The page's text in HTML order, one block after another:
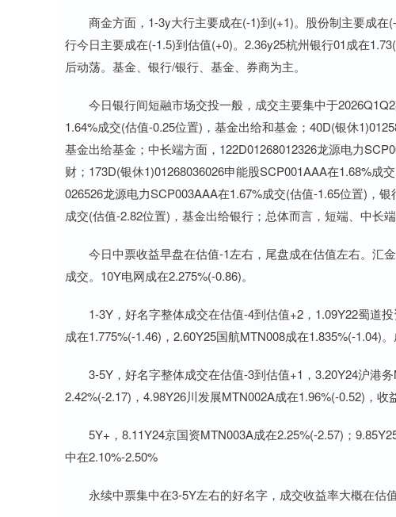
商金方面，1-3y大行主要成在(-1)到(+1)。股份制主要成在
行今日主要成在(-1.5)到估值(+0)。2.36y25杭州银行01成在
后动荡。基金、银行/银行、基金、券商为主。
今日银行间短融市场交投一般，成交主要集中于2026Q1Q2
1.64%成交(估值-0.25位置)，基金出给和基金；40D(银休
基金出给基金；中长端方面，122D01268012326龙源电力
财；173D(银休1)01268036026申能股SCP001AAA在1.68%成
026526龙源电力SCP003AAA在1.67%成交(估值-1.65位置)，
成交(估值-2.82位置)，基金出给银行；总体而言，短端、中长
今日中票收益早盘在估值-1左右，尾盘成在估值左右。汇
成交。10Y电网成在2.275%(-0.86)。
1-3Y，好名字整体成交在估值-4到估值+2，1.09Y22蜀道投
成在1.775%(-1.46)，2.60Y25国航MTN008成在1.835%(-1.04)
3-5Y，好名字整体成交在估值-3到估值+1，3.20Y24沪港务
2.42%(-2.17)，4.98Y26川发展MTN002A成在1.96%(-0.52)，收
5Y+，8.11Y24京国资MTN003A成在2.25%(-2.57)；
中在2.10%-2.50%
永续中票集中在3-5Y左右的好名字，成交收益率大概在估值